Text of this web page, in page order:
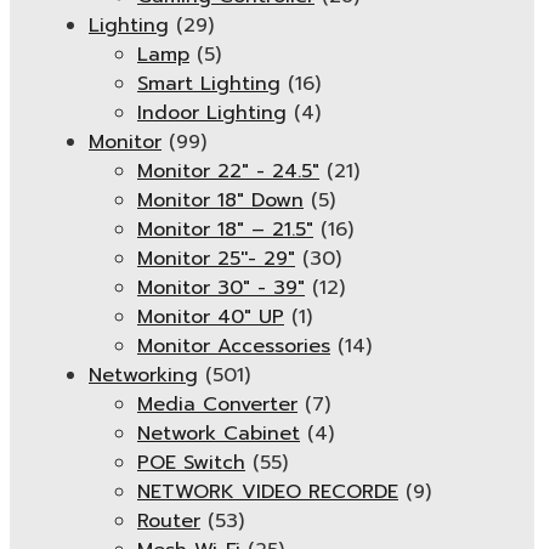
Lighting (29)
Lamp (5)
Smart Lighting (16)
Indoor Lighting (4)
Monitor (99)
Monitor 22" - 24.5" (21)
Monitor 18" Down (5)
Monitor 18″ – 21.5″ (16)
Monitor 25''- 29" (30)
Monitor 30" - 39" (12)
Monitor 40" UP (1)
Monitor Accessories (14)
Networking (501)
Media Converter (7)
Network Cabinet (4)
POE Switch (55)
NETWORK VIDEO RECORDE (9)
Router (53)